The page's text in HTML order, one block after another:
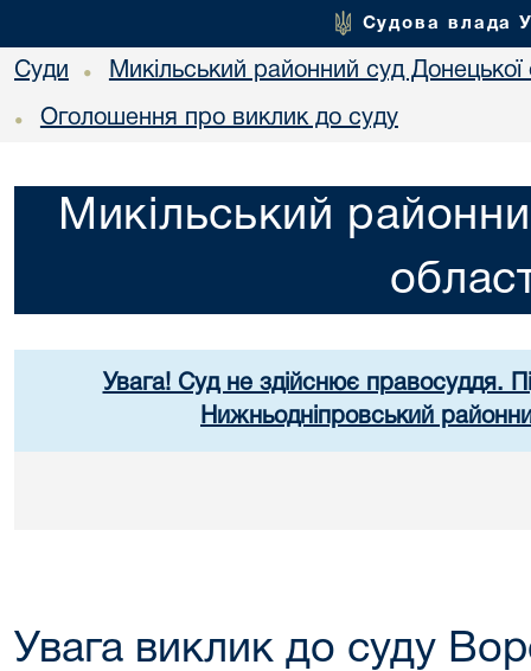
Судова влада
Суди • Микільський районний суд Донецької
• Оголошення про виклик до суду
Микільський
Увага! Суд не здійснює правосуддя.
Нижньодніпровський
Увага виклик до суду